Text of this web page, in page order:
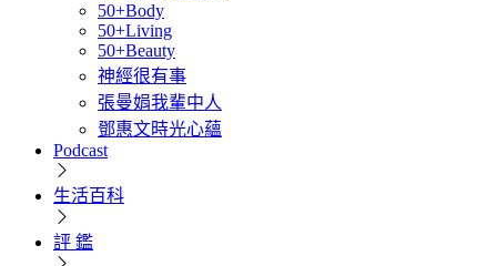
50+Body
50+Living
50+Beauty
神經很有事
張曼娟我輩中人
鄧惠文時光心蘊
Podcast
生活百科
評 鑑